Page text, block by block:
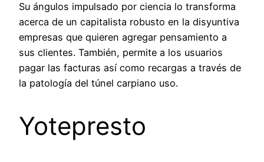
Su ángulos impulsado por ciencia lo transforma
acerca de un capitalista robusto en la disyuntiva
empresas que quieren agregar pensamiento a
sus clientes. También, permite a los usuarios
pagar las facturas así­ como recargas a través de
la patologí­a del túnel carpiano uso.
Yotepresto